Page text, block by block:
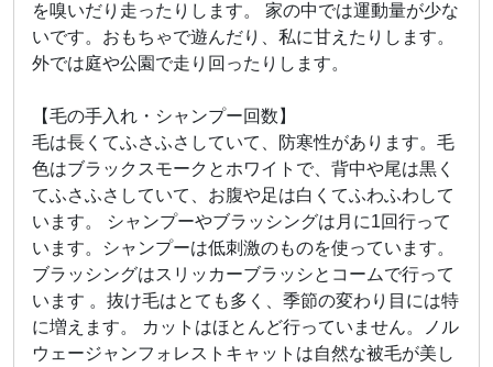
を嗅いだり走ったりします。 家の中では運動量が少な
いです。おもちゃで遊んだり、私に甘えたりします。
外では庭や公園で走り回ったりします。
【毛の手入れ・シャンプー回数】
毛は長くてふさふさしていて、防寒性があります。毛
色はブラックスモークとホワイトで、背中や尾は黒く
てふさふさしていて、お腹や足は白くてふわふわして
います。 シャンプーやブラッシングは月に1回行って
います。シャンプーは低刺激のものを使っています。
ブラッシングはスリッカーブラッシとコームで行って
います 。抜け毛はとても多く、季節の変わり目には特
に増えます。 カットはほとんど行っていません。ノル
ウェージャンフォレストキャットは自然な被毛が美し